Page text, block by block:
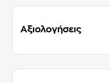
Αξιολογήσεις